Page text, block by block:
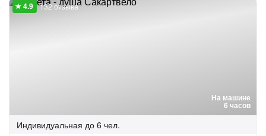
На машине
6 часов
132 отзыва
Индивидуальная до 6 чел.